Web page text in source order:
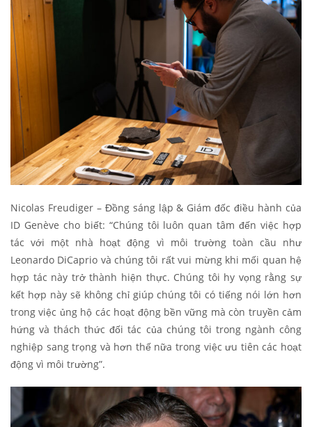
Nicolas Freudiger – Đồng sáng lập & Giám đốc điều hành của
ID Genève cho biết: “Chúng tôi luôn quan tâm đến việc hợp
tác với một nhà hoạt động vì môi trường toàn cầu như
Leonardo DiCaprio và chúng tôi rất vui mừng khi mối quan hệ
hợp tác này trở thành hiện thực. Chúng tôi hy vọng rằng sự
kết hợp này sẽ không chỉ giúp chúng tôi có tiếng nói lớn hơn
trong việc ủng hộ các hoạt động bền vững mà còn truyền cảm
hứng và thách thức đối tác của chúng tôi trong ngành công
nghiệp sang trọng và hơn thế nữa trong việc ưu tiên các hoạt
động vì môi trường”.